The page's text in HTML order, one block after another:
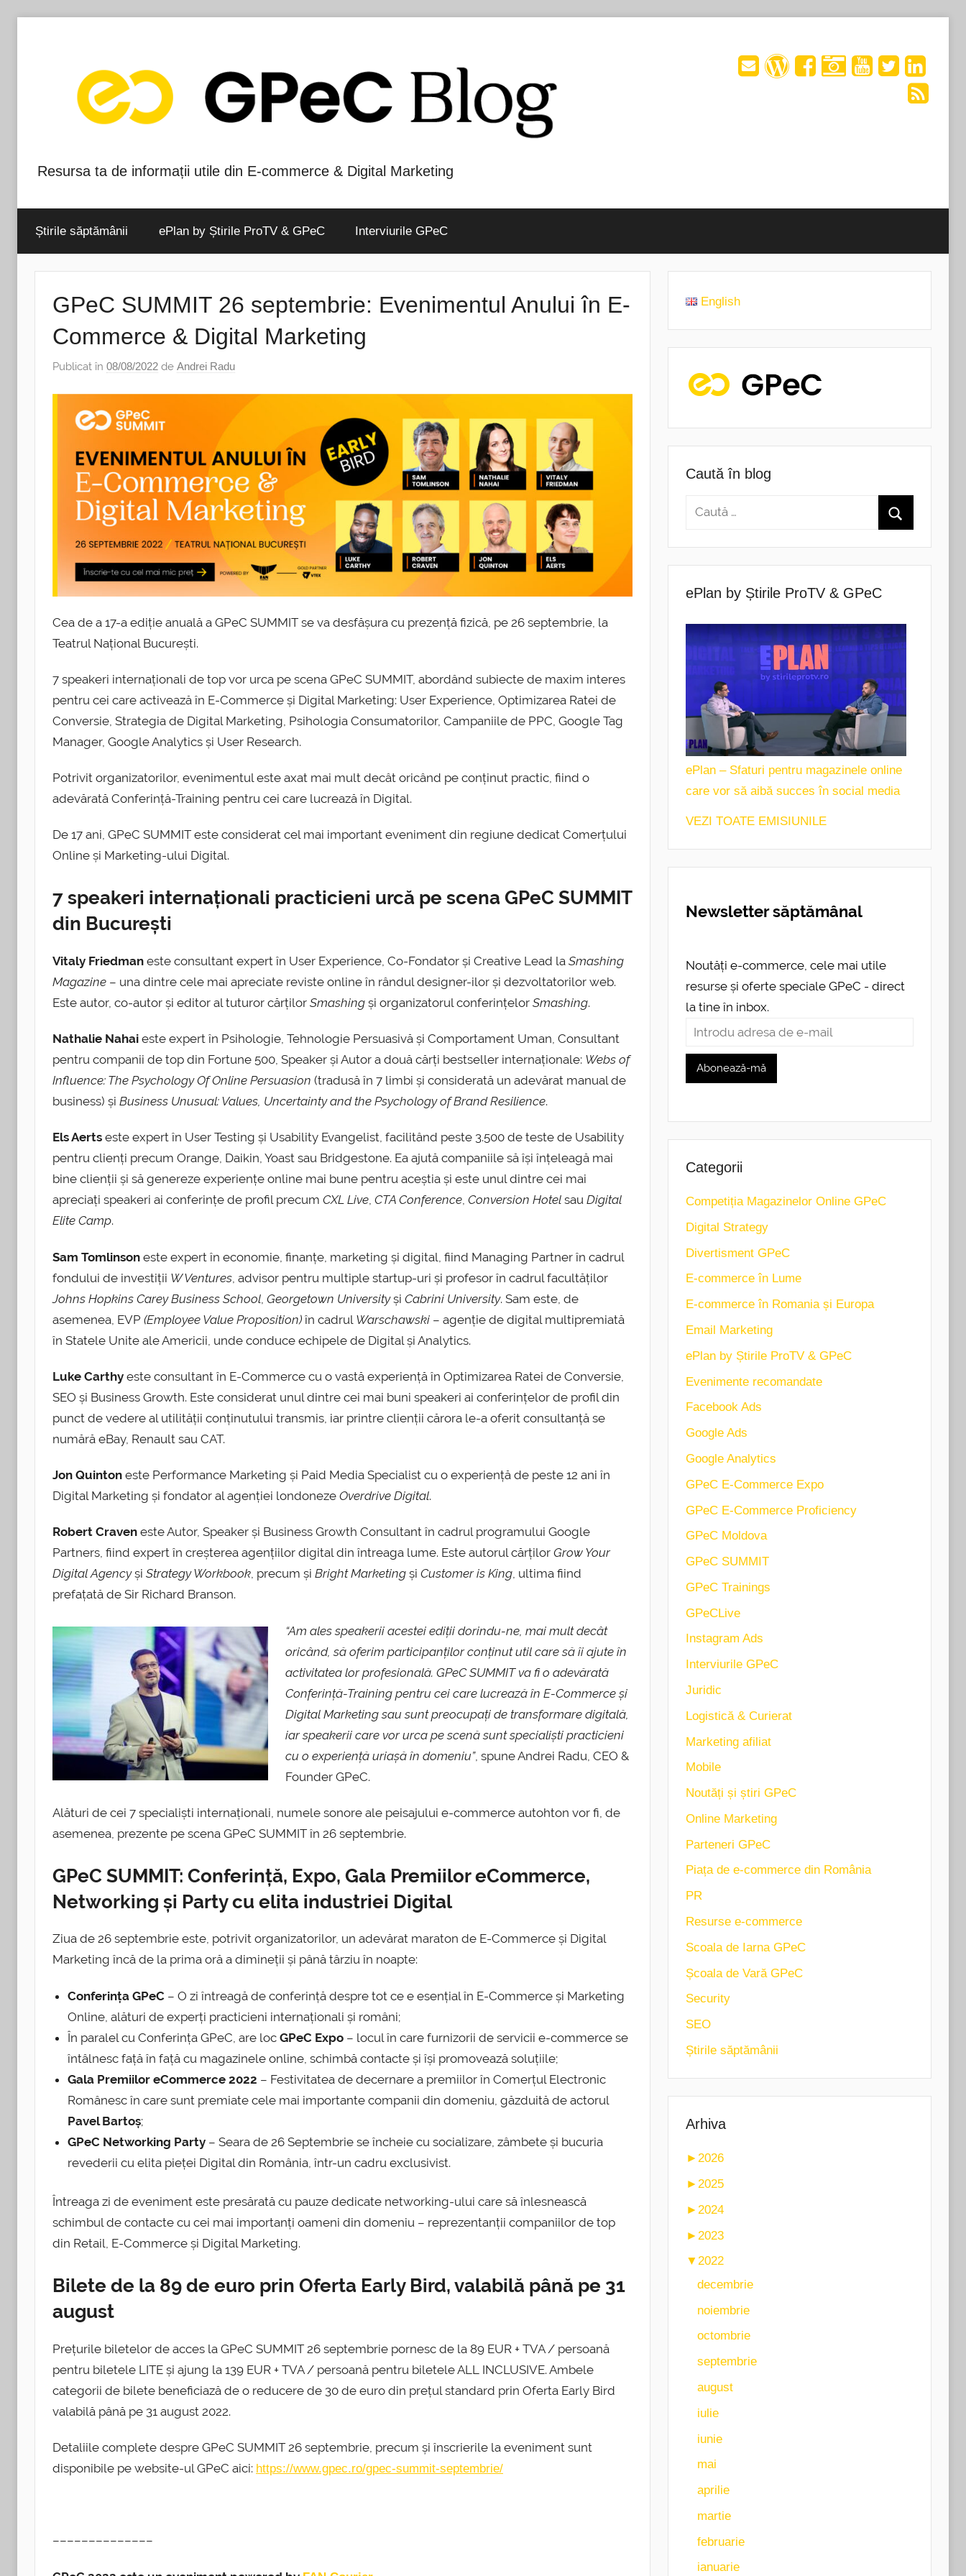
Blog-
ul
GPeC
Resursa ta de informații utile din E-commerce & Digital Marketing
Știrile săptămânii ePlan by Știrile ProTV & GPeC Interviurile GPeC
GPeC SUMMIT 26 septembrie: Evenimentul Anului în E-
Commerce & Digital Marketing
Publicat în 08/08/2022 de Andrei Radu
Cea de a 17-a ediție anuală a GPeC SUMMIT se va desfășura cu prezență fizică, pe 26 septembrie, la
Teatrul Național București.
7 speakeri internaționali de top vor urca pe scena GPeC SUMMIT, abordând subiecte de maxim interes
pentru cei care activează în E-Commerce și Digital Marketing: User Experience, Optimizarea Ratei de
Conversie, Strategia de Digital Marketing, Psihologia Consumatorilor, Campaniile de PPC, Google Tag
Manager, Google Analytics și User Research.
Potrivit organizatorilor, evenimentul este axat mai mult decât oricând pe conținut practic, fiind o
adevărată Conferință-Training pentru cei care lucrează în Digital.
De 17 ani, GPeC SUMMIT este considerat cel mai important eveniment din regiune dedicat Comerțului
Online și Marketing-ului Digital.
7 speakeri internaționali practicieni urcă pe scena GPeC SUMMIT
din București
Vitaly Friedman este consultant expert în User Experience, Co-Fondator și Creative Lead la Smashing
Magazine – una dintre cele mai apreciate reviste online în rândul designer-ilor și dezvoltatorilor web.
Este autor, co-autor și editor al tuturor cărților Smashing și organizatorul conferințelor Smashing.
Nathalie Nahai este expert în Psihologie, Tehnologie Persuasivă și Comportament Uman, Consultant
pentru companii de top din Fortune 500, Speaker și Autor a două cărți bestseller internaționale: Webs of
Influence: The Psychology Of Online Persuasion (tradusă în 7 limbi și considerată un adevărat manual de
business) și Business Unusual: Values, Uncertainty and the Psychology of Brand Resilience.
Els Aerts este expert în User Testing și Usability Evangelist, facilitând peste 3.500 de teste de Usability
pentru clienți precum Orange, Daikin, Yoast sau Bridgestone. Ea ajută companiile să își înțeleagă mai
bine clienții și să genereze experiențe online mai bune pentru aceștia și este unul dintre cei mai
apreciați speakeri ai conferințe de profil precum CXL Live, CTA Conference, Conversion Hotel sau Digital
Elite Camp.
Sam Tomlinson este expert în economie, finanțe, marketing și digital, fiind Managing Partner în cadrul
fondului de investiții W Ventures , advisor pentru multiple startup-uri și profesor în cadrul facultăților
Johns Hopkins Carey Business School Georgetown Universityși Cabrini University. Sam este, de
asemenea, EVP (Employee Value Proposition) în cadrul Warschawski – agenție de digital multipremiată
în Statele Unite ale Americii, unde conduce echipele de Digital și Analytics.
Luke Carthy este consultant în E-Commerce cu o vastă experiență în Optimizarea Ratei de Conversie,
SEO și Business Growth. Este considerat unul dintre cei mai buni speakeri ai conferințelor de profil din
punct de vedere al utilității conținutului transmis, iar printre clienții cărora le-a oferit consultanță se
numără eBay, Renault sau CAT.
Jon Quinton este Performance Marketing și Paid Media Specialist cu o experiență de peste 12 ani în
Digital Marketing și fondator al agenției londoneze Overdrive Digital.
Robert Craven este Autor, Speaker și Business Growth Consultant în cadrul programului Google
Partners, fiind expert în creșterea agențiilor digital din întreaga lume. Este autorul cărților Grow Your
Digital Agencyși Strategy Workbook, precum și Bright Marketing și Customer is King, ultima fiind
prefațată de Sir Richard Branson.
“Am ales speakerii acestei ediții dorindu-ne, mai mult decât
oricând, să oferim participanților conținut util care să îi ajute în
activitatea lor profesională. GPeC SUMMIT va fi o adevărată
Conferință-Training pentru cei care lucrează în E-Commerce și
Digital Marketing sau sunt preocupați de transformare digitală,
iar speakerii care vor urca pe scenă sunt specialiști practicieni
cu o experiență uriașă în domeniu”, spune Andrei Radu, CEO &
Founder GPeC.
Alături de cei 7 specialiști internaționali, numele sonore ale peisajului e-commerce autohton vor fi, de
asemenea, prezente pe scena GPeC SUMMIT în 26 septembrie.
GPeC SUMMIT: Conferință, Expo, Gala Premiilor eCommerce,
Networking și Party cu elita industriei Digital
Ziua de 26 septembrie este, potrivit organizatorilor, un adevărat maraton de E-Commerce și Digital
Marketing încă de la prima oră a dimineții și până târziu în noapte:
Conferința GPeC – O zi întreagă de conferință despre tot ce e esențial în E-Commerce și Marketing
Online, alături de experți practicieni internaționali și români;
În paralel cu Conferința GPeC, are locGPeC Expo – locul în care furnizorii de servicii e-commerce se
întâlnesc față în față cu magazinele online, schimbă contacte și își promovează soluțiile;
Gala Premiilor eCommerce 2022 – Festivitatea de decernare a premiilor în Comerțul Electronic
Românesc în care sunt premiate cele mai importante companii din domeniu, găzduită de actorul
Pavel Bartoș;
GPeC Networking Party – Seara de 26 Septembrie se încheie cu socializare, zâmbete și bucuria
revederii cu elita pieței Digital din România, într-un cadru exclusivist.
Întreaga zi de eveniment este presărată cu pauze dedicate networking-ului care să înlesnească
schimbul de contacte cu cei mai importanți oameni din domeniu – reprezentanții companiilor de top
din Retail, E-Commerce și Digital Marketing.
Bilete de la 89 de euro prin Oferta Early Bird, valabilă până pe 31
august
Prețurile biletelor de acces la GPeC SUMMIT 26 septembrie pornesc de la 89 EUR + TVA / persoană
pentru biletele LITE și ajung la 139 EUR + TVA / persoană pentru biletele ALL INCLUSIVE. Ambele
categorii de bilete beneficiază de o reducere de 30 de euro din prețul standard prin Oferta Early Bird
valabilă până pe 31 august 2022.
Detaliile complete despre GPeC SUMMIT 26 septembrie, precum și înscrierile la eveniment sunt
disponibile pe website-ul GPeC aici: https://www.gpec.ro/gpec-summit-septembrie/
––––––––––––––
English
Caută în blog
ePlan by Știrile ProTV & GPeC
ePlan – Sfaturi pentru magazinele online
care vor să aibă succes în social media
VEZI TOATE EMISIUNILE
Newsletter săptămânal
Noutăți e-commerce, cele mai utile
resurse și oferte speciale GPeC - direct
la tine în inbox.
Categorii
Competiția Magazinelor Online GPeC
Digital Strategy
Divertisment GPeC
E-commerce în Lume
E-commerce în Romania și Europa
Email Marketing
ePlan by Știrile ProTV & GPeC
Evenimente recomandate
Facebook Ads
Google Ads
Google Analytics
GPeC E-Commerce Expo
GPeC E-Commerce Proficiency
GPeC Moldova
GPeC SUMMIT
GPeC Trainings
GPeCLive
Instagram Ads
Interviurile GPeC
Juridic
Logistică & Curierat
Marketing afiliat
Mobile
Noutăți și știri GPeC
Online Marketing
Parteneri GPeC
Piața de e-commerce din România
PR
Resurse e-commerce
Scoala de Iarna GPeC
Școala de Vară GPeC
Security
SEO
Știrile săptămânii
Arhiva
► 2026
► 2025
► 2024
► 2023
▼2022
decembrie
noiembrie
octombrie
septembrie
august
iulie
iunie
mai
aprilie
martie
februarie
ianuarie